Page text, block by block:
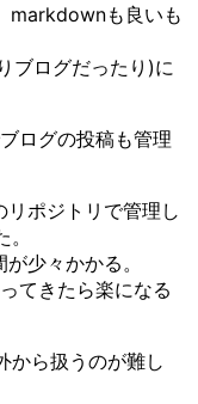
markdownも良いも
ブログだったり)に
ログの投稿も管理
ポジトリで管理し
少々かかる。
てきたら楽になる
から扱うのが難し